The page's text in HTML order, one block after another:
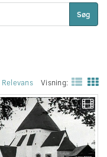
Søg
Relevans Visning: